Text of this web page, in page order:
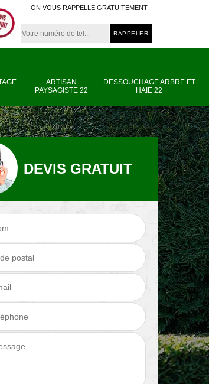
ON VOUS RAPPELLE GRATUITEMENT
ARTISAN
PAYSAGISTE 22
DESSOUCHAGE ARBRE ET
HAIE 22
abattage
arbre 22
Artisan paysagiste
22
DEVIS GRATUIT